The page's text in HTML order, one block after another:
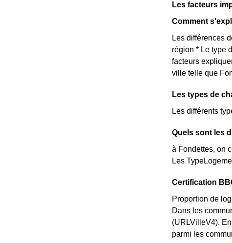
Les facteurs
Comment
Les différences
région * Le type
facteurs
ville telle que
Les types de
Les différents
Quels sont les
à Fondettes, on
Les
Certification
Proportion de
Dans les
(URLVilleV4).
parmi les